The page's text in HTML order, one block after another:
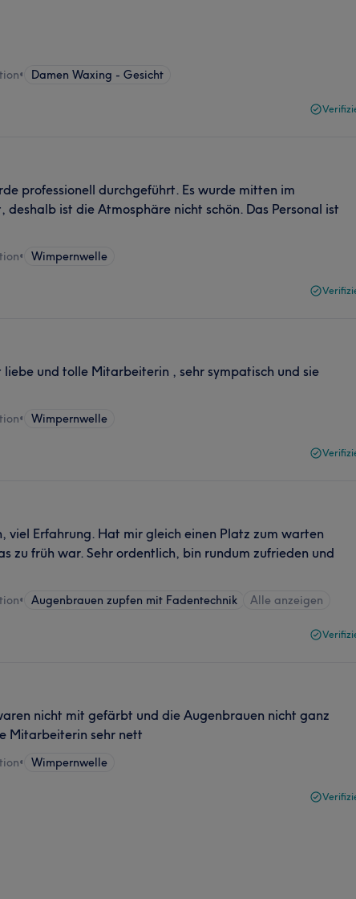
• Damen Waxing - Gesicht
professionell durchgeführt. Es wurde mitten im
deshalb ist die Atmosphäre nicht schön. Das Personal ist
• Wimpernwelle
und tolle Mitarbeiterin , sehr sympatisch und sie
• Wimpernwelle
viel Erfahrung. Hat mir gleich einen Platz zum warten
zu früh war. Sehr ordentlich, bin rundum zufrieden und
• Augenbrauen zupfen mit Fadentechnik Alle anzeigen
nicht mit gefärbt und die Augenbrauen nicht ganz
Mitarbeiterin sehr nett
• Wimpernwelle